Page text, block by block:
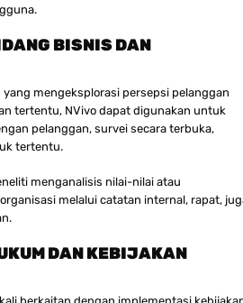
BISNIS DAN
mengeksplorasi persepsi pelanggan
tertentu, NVivo dapat digunakan untuk
pelanggan, survei secara terbuka,
tertentu.
menganalisis nilai-nilai atau
melalui catatan internal, rapat,
DAN KEBIJAKAN